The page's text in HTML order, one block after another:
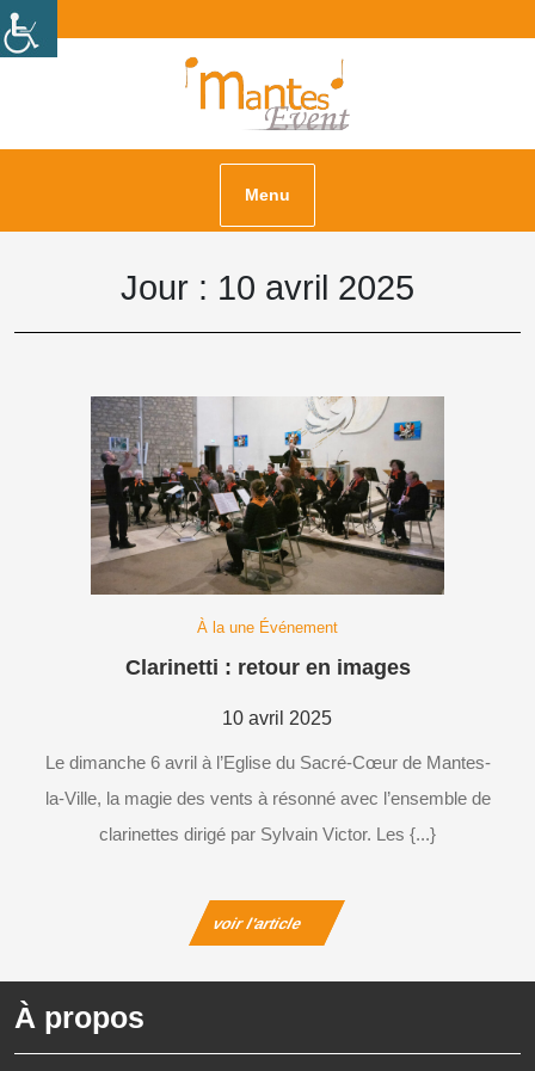
Skip
to
Menu
Jour : 10 avril 2025
À la une Événement
Clarinetti : retour en imagesClarinetti
images
10 avril 2025
2025
Le dimanche 6 avril à l’Eglise du Sacré-Cœur de Mantes-
la-Ville, la magie des vents à résonné avec l’ensemble de
clarinettes dirigé par Sylvain Victor. Les {...}
voir l'article
voir
l'article
À propos